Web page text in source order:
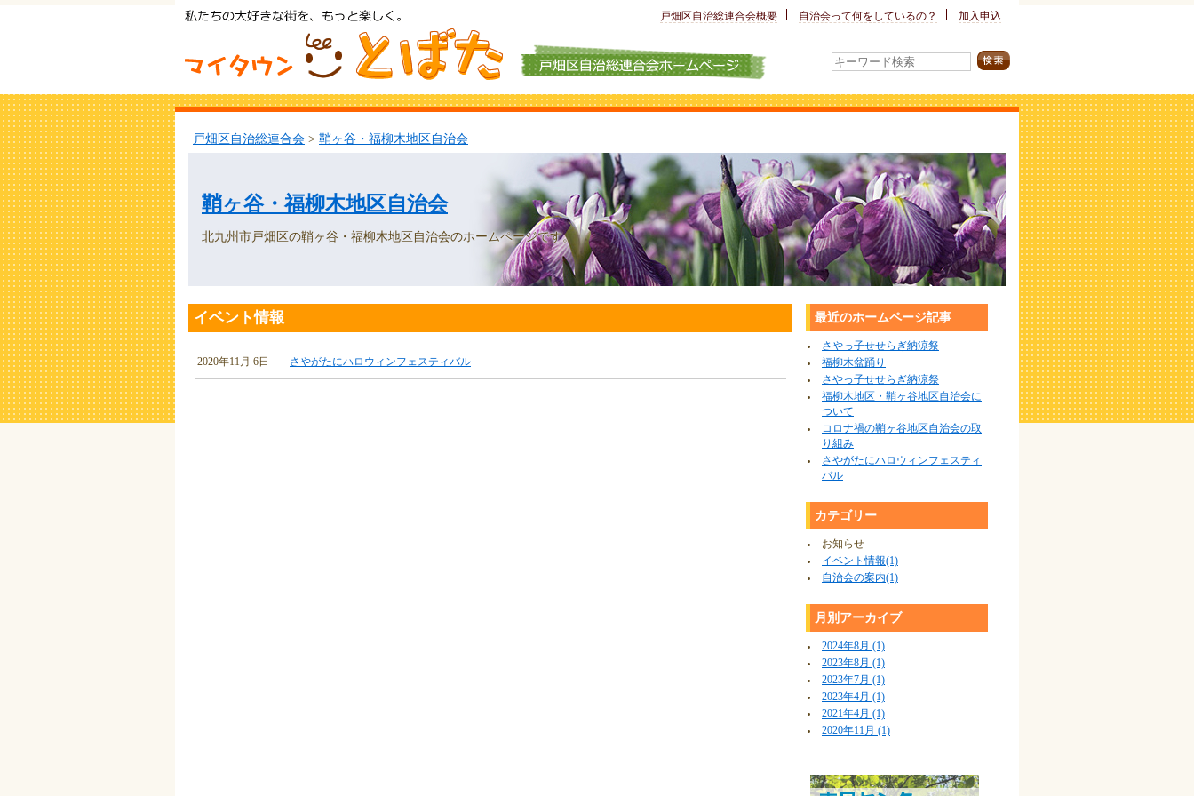
戸畑区自治総連合会概要 自治会って何をしているの？ 加入申込
戸畑区自治総連合会 > 鞘ヶ谷・福柳木地区自治会
鞘ヶ谷・福柳木地区自治会
北九州市戸畑区の鞘ヶ谷・福柳木地区自治会のホームページです。
イベント情報
2020年11月 6日 さやがたにハロウィンフェスティバル
最近のホームページ記事
さやっ子せせらぎ納涼祭
福柳木盆踊り
さやっ子せせらぎ納涼祭
福柳木地区・鞘ヶ谷地区自治会に
ついて
コロナ禍の鞘ヶ谷地区自治会の取
り組み
さやがたにハロウィンフェスティ
バル
カテゴリー
お知らせ
イベント情報(1)
自治会の案内(1)
月別アーカイブ
2024年8月 (1)
2023年8月 (1)
2023年7月 (1)
2023年4月 (1)
2021年4月 (1)
2020年11月 (1)